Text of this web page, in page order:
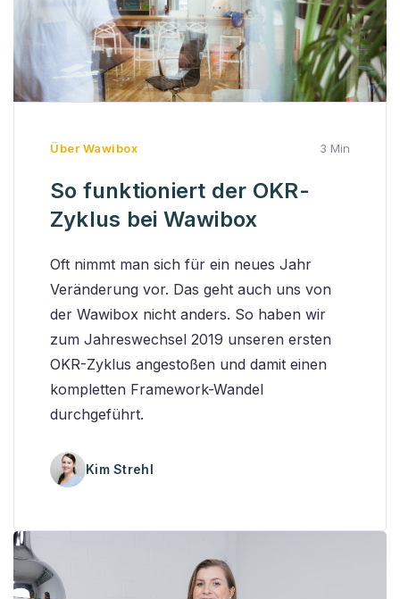
Über Wawibox 3 Min
So funktioniert der OKR-
Zyklus bei Wawibox
Oft nimmt man sich für ein neues Jahr
Veränderung vor. Das geht auch uns von
der Wawibox nicht anders. So haben wir
zum Jahreswechsel 2019 unseren ersten
OKR-Zyklus angestoßen und damit einen
kompletten Framework-Wandel
durchgeführt.
Kim Strehl